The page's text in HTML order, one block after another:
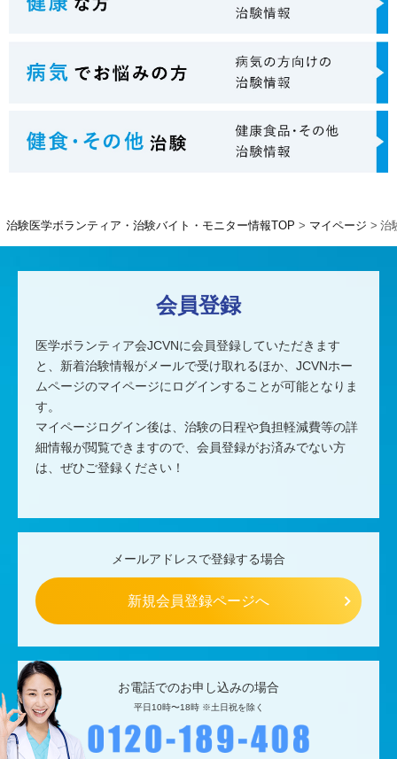
治験医学ボランティア・治験バイト・モニター情報TOP マイページ 治
会員登録
医学ボランティア会JCVNに会員登録していただきます
と、 新着治験情報がメールで受け取れるほか、 JCVNホー
ムページのマイページにログインすることが可能となりま
す。
マイページログイン後は、治験の日程や負担軽減費等の詳
細情報が閲覧できますので、 会員登録がお済みでない方
は、ぜひご登録ください！
メールアドレスで登録する場合
新規会員登録ページへ
お電話でのお申し込みの場合
平日10時〜18時 ※土日祝を除く